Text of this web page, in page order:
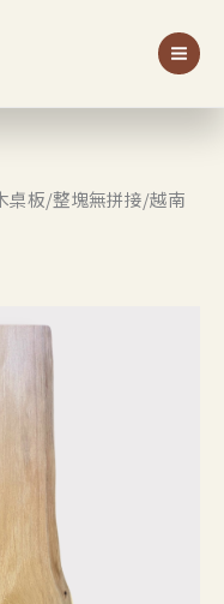
桌板/整塊無拼接/越南